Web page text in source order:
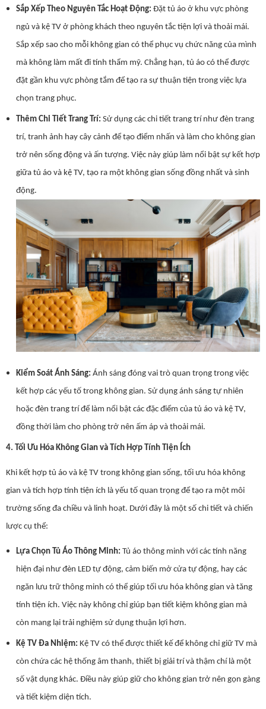
Sắp Xếp Theo Nguyên Tắc Hoạt Động: Đặt tủ áo ở khu vực phòng
ngủ và kệ TV ở phòng khách theo nguyên tắc tiện lợi và thoải mái.
Sắp xếp sao cho mỗi không gian có thể phục vụ chức năng của mình
mà không làm mất đi tính thẩm mỹ. Chẳng hạn, tủ áo có thể được
đặt gần khu vực phòng tắm để tạo ra sự thuận tiện trong việc lựa
chọn trang phục.
Thêm Chi Tiết Trang Trí: Sử dụng các chi tiết trang trí như đèn trang
trí, tranh ảnh hay cây cảnh để tạo điểm nhấn và làm cho không gian
trở nên sống động và ấn tượng. Việc này giúp làm nổi bật sự kết hợp
giữa tủ áo và kệ TV, tạo ra một không gian sống đồng nhất và sinh
động.
Kiểm Soát Ánh Sáng: Ánh sáng đóng vai trò quan trọng trong việc
kết hợp các yếu tố trong không gian. Sử dụng ánh sáng tự nhiên
hoặc đèn trang trí để làm nổi bật các đặc điểm của tủ áo và kệ TV,
đồng thời làm cho phòng trở nên ấm áp và thoải mái.
4. Tối Ưu Hóa Không Gian và Tích Hợp Tính Tiện Ích
Khi kết hợp tủ áo và kệ TV trong không gian sống, tối ưu hóa không
gian và tích hợp tính tiện ích là yếu tố quan trọng để tạo ra một môi
trường sống đa chiều và linh hoạt. Dưới đây là một số chi tiết và chiến
lược cụ thể:
Lựa Chọn Tủ Áo Thông Minh: Tủ áo thông minh với các tính năng
hiện đại như đèn LED tự động, cảm biến mở cửa tự động, hay các
ngăn lưu trữ thông minh có thể giúp tối ưu hóa không gian và tăng
tính tiện ích. Việc này không chỉ giúp bạn tiết kiệm không gian mà
còn mang lại trải nghiệm sử dụng thuận lợi hơn.
Kệ TV Đa Nhiệm: Kệ TV có thể được thiết kế để không chỉ giữ TV mà
còn chứa các hệ thống âm thanh, thiết bị giải trí và thậm chí là một
số vật dụng khác. Điều này giúp giữ cho không gian trở nên gọn gàng
và tiết kiệm diện tích.